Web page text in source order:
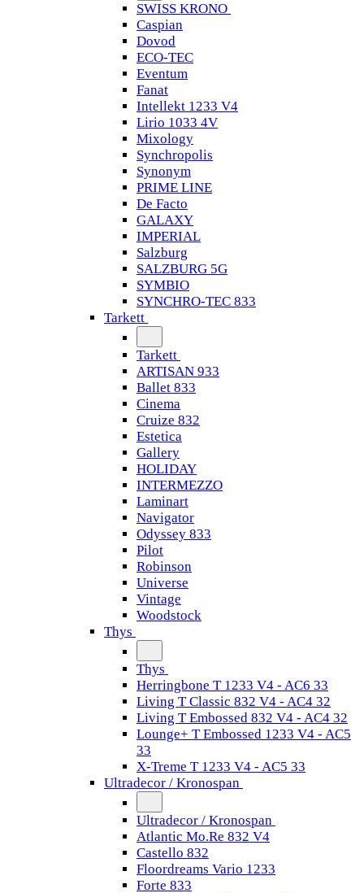
SWISS KRONO
Caspian
Dovod
ECO-TEC
Eventum
Fanat
Intellekt 1233 V4
Lirio 1033 4V
Mixology
Synchropolis
Synonym
PRIME LINE
De Facto
GALAXY
IMPERIAL
Salzburg
SALZBURG 5G
SYMBIO
SYNCHRO-TEC 833
Tarkett
Tarkett
ARTISAN 933
Ballet 833
Cinema
Cruize 832
Estetica
Gallery
HOLIDAY
INTERMEZZO
Laminart
Navigator
Odyssey 833
Pilot
Robinson
Universe
Vintage
Woodstock
Thys
Thys
Herringbone T 1233 V4 - AC6 33
Living T Classic 832 V4 - AC4 32
Living T Embossed 832 V4 - AC4 32
Lounge+ T Embossed 1233 V4 - AC5
33
X-Treme T 1233 V4 - AC5 33
Ultradecor / Kronospan
Ultradecor / Kronospan
Atlantic Mo.Re 832 V4
Castello 832
Floordreams Vario 1233
Forte 833